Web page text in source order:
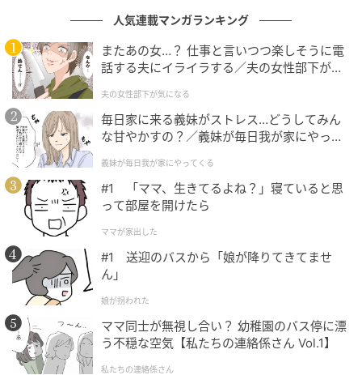
人気連載マンガランキング
またあの女…？ 仕事と言いつつ楽しそうに電
話する夫にイライラする／夫の女性部下が気
夫の女性部下が気になる
毎日家に来る義妹がストレス…どうしてみん
な甘やかすの？／義妹が毎日我が家にやって
が】
義妹が毎日我が家にやってくる
#1 「ママ、生きてるよね？」寝ていると思
って部屋を開けたら
ママが家出した
#1 送迎のバスから「娘が降りてきてませ
ん」
娘が拐われた
ママ同士が無視し合い？ 幼稚園のバス停に漂
う不穏な空気【私たちの連絡係さん Vol.1】
私たちの連絡係さん